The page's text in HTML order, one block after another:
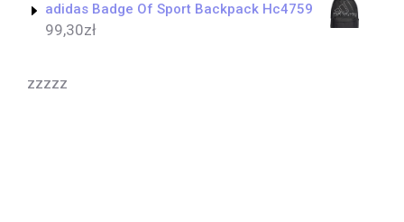
adidas Badge Of Sport Backpack Hc4759
99,30zł
zzzzz